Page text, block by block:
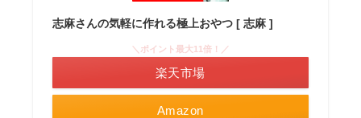
志麻さんの気軽に作れる極上おやつ [ 志麻 ]
Amazon
＼ポイント最大11倍！／
楽天市場